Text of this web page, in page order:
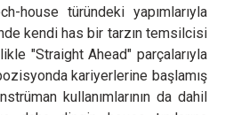
house türündeki yapımlarıyla
kendi has bir tarzın temsilcisi
"Straight Ahead" parçalarıyla
kariyerlerine başlamış
kullanımlarının da dahil